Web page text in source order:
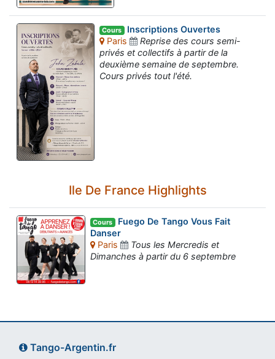
Cours Inscriptions Ouvertes
Paris
Reprise des cours semi-
privés et collectifs à partir de la
deuxième semaine de septembre.
Cours privés tout l'été.
Ile De France Highlights
Cours Fuego De Tango Vous Fait
Danser
Paris
Tous les Mercredis et
Dimanches à partir du 6 septembre
Tango-Argentin.fr